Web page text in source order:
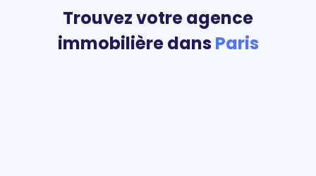
Trouvez votre agence
immobilière dansParis